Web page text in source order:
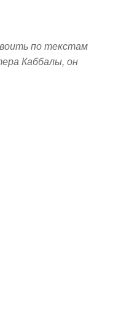
по текстам
Каббалы, он